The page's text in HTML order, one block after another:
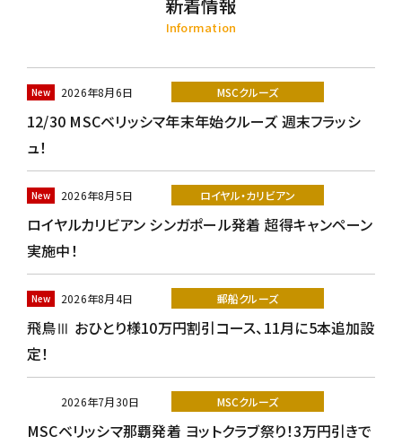
Information
2026年8月6日 MSCクルーズ
12/30 MSCベリッシマ年末年始クルーズ 週末フラッシ
ュ！
2026年8月5日 ロイヤル・カリビアン
ロイヤルカリビアン シンガポール発着 超得キャンペーン
実施中！
2026年8月4日 郵船クルーズ
飛鳥Ⅲ おひとり様10万円割引コース、11月に5本追加設
定！
2026年7月30日 MSCクルーズ
MSCベリッシマ那覇発着 ヨットクラブ祭り！3万円引きで